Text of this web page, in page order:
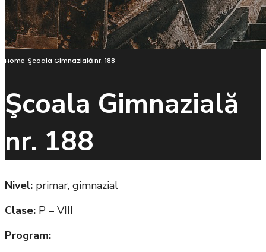
Home Şcoala Gimnazială nr. 188
Şcoala Gimnazială
nr. 188
Nivel: primar, gimnazial
Clase: P – VIII
Program: